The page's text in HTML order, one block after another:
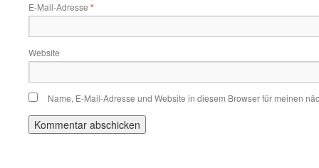
E-Mail-Adresse *
Website
Name, E-Mail-Adresse und Website in diesem Browser für meinen